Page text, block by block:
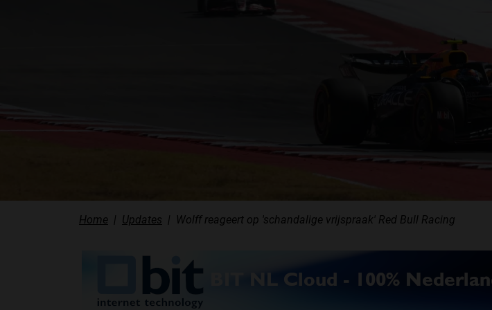
Home Updates Wolff reageert op 'schandalige vrijspraak' Red Bull Racing